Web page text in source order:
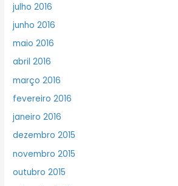
julho 2016
junho 2016
maio 2016
abril 2016
março 2016
fevereiro 2016
janeiro 2016
dezembro 2015
novembro 2015
outubro 2015